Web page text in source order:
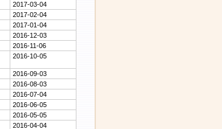
2017-03-04
2017-02-04
2017-01-04
2016-12-03
2016-11-06
2016-10-05
2016-09-03
2016-08-03
2016-07-04
2016-06-05
2016-05-05
2016-04-04